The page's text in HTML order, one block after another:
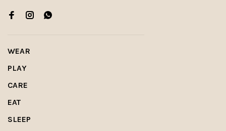
WEAR
PLAY
CARE
EAT
SLEEP